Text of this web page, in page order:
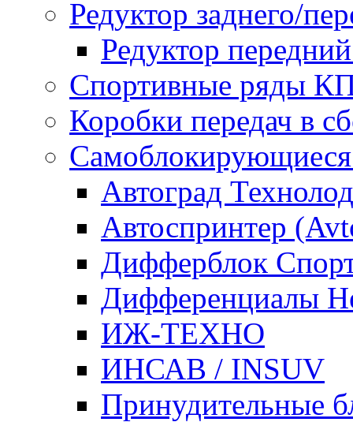
Редуктор заднего/
Редуктор
Спортивные ряды
Коробки передач в
Автоград
Автоспринтер
Дифферблок
Дифференциалы
ИЖ-ТЕХНО
ИНСАВ / INSUV
Принудительные